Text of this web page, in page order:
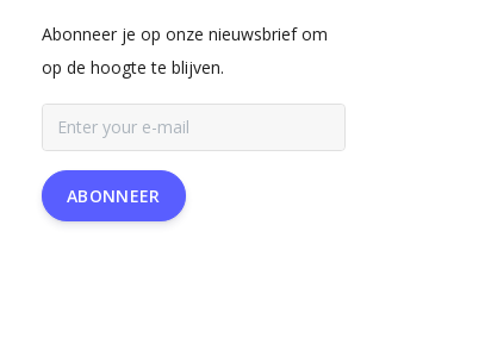
Abonneer je op onze nieuwsbrief om
op de hoogte te blijven.
ABONNEER